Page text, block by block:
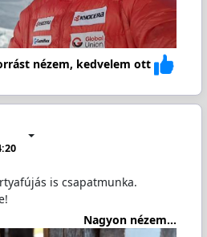
nézem, kedvelem ott
is csapatmunka.
Nagyon nézem...